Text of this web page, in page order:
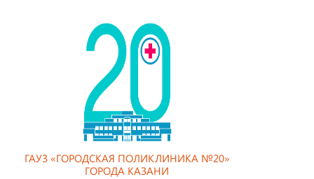
ГАУЗ «ГОРОДСКАЯ ПОЛИКЛИНИКА №20»
ГОРОДА КАЗАНИ